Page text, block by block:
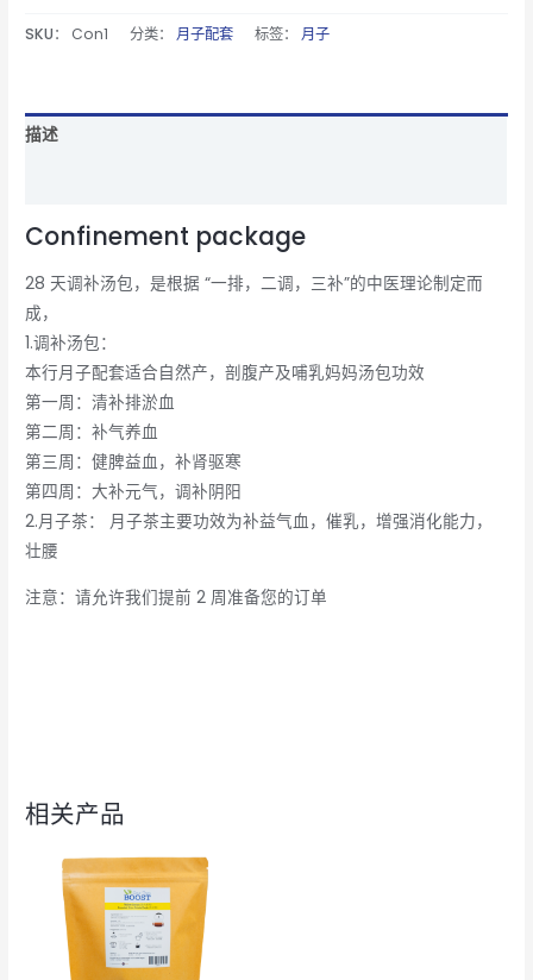
SKU： Con1 分类： 月子配套 标签： 月子
描述
Confinement package
28 天调补汤包，是根据 “一排，二调，三补”的中医理论制定而
成，
1.调补汤包：
本行月子配套适合自然产，剖腹产及哺乳妈妈汤包功效
第一周：清补排淤血
第二周：补气养血
第三周：健脾益血，补肾驱寒
第四周：大补元气，调补阴阳
2.月子茶： 月子茶主要功效为补益气血，催乳，增强消化能力，
壮腰
注意：请允许我们提前 2 周准备您的订单
相关产品
价
格
范
围：
RM7.00
至
RM186.00
本
产
品
有